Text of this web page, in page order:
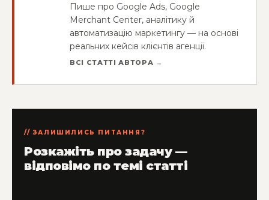
Пише про Google Ads, Google
Merchant Center, аналітику й
автоматизацію маркетингу — на основі
реальних кейсів клієнтів агенції.
ВСІ СТАТТІ АВТОРА →
ЗАЛИШИЛИСЬ ПИТАННЯ?
Розкажіть про задачу —
відповімо по темі статті